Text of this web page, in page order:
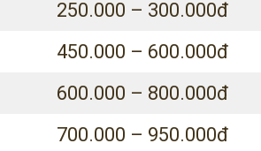
250.000 – 300.000đ
450.000 – 600.000đ
600.000 – 800.000đ
700.000 – 950.000đ